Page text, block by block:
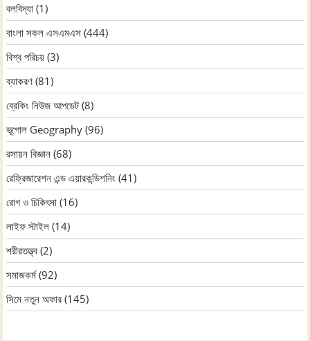
বলবিদ্যা (1)
বাংলা সকল এসএমএস (444)
বিশ্ব পরিচয় (3)
ব্যাকরণ (81)
ব্রেকিং নিউজ আপডেট (8)
ভূগোল Geography (96)
রসায়ন বিজ্ঞান (68)
রেফ্রিজারেশন এন্ড এয়ারকন্ডিশনিং (41)
রোগ ও চিকিৎসা (16)
লাইফ স্টাইল (14)
শরীরতত্ত্ব (2)
সমাজকর্ম(92)
সিমে নতুন ‍অফার (145)